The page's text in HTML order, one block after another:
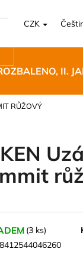
CZK
II.
RŮŽOVÝ
(3 ks)
8412544046260
BĚŽECKÉ